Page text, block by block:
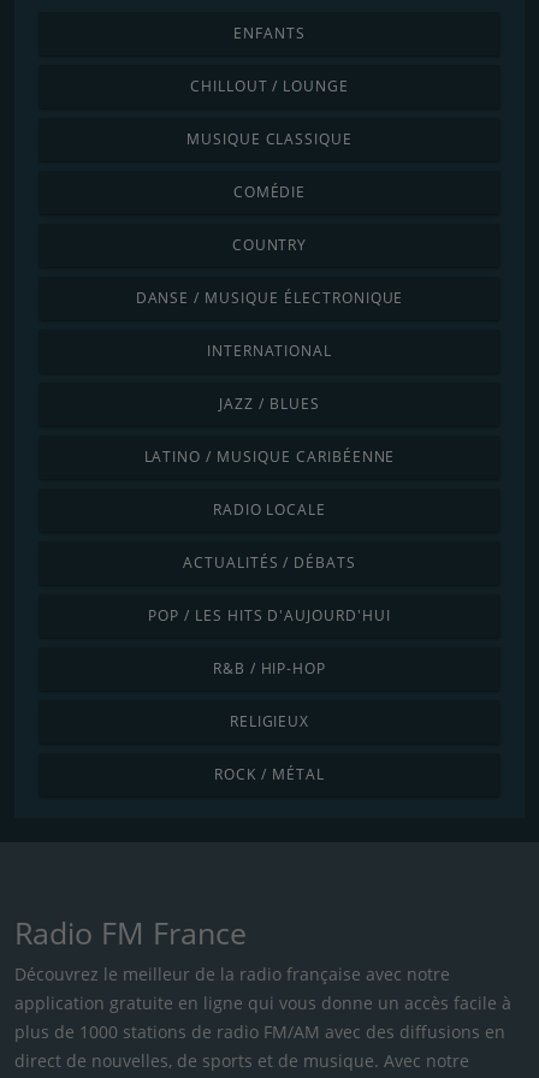
ENFANTS
CHILLOUT / LOUNGE
MUSIQUE CLASSIQUE
COMÉDIE
COUNTRY
DANSE / MUSIQUE ÉLECTRONIQUE
INTERNATIONAL
JAZZ / BLUES
LATINO / MUSIQUE CARIBÉENNE
RADIO LOCALE
ACTUALITÉS / DÉBATS
POP / LES HITS D'AUJOURD'HUI
R&B / HIP-HOP
RELIGIEUX
ROCK / MÉTAL
Radio FM France
Découvrez le meilleur de la radio française avec notre
application gratuite en ligne qui vous donne un accès facile à
plus de 1000 stations de radio FM/AM avec des diffusions en
direct de nouvelles, de sports et de musique. Avec notre